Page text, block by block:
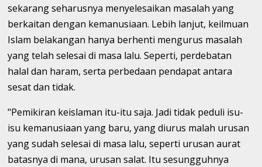
sekarang seharusnya menyelesaikan masalah yang
berkaitan dengan kemanusiaan. Lebih lanjut, keilmuan
Islam belakangan hanya berhenti mengurus masalah
yang telah selesai di masa lalu. Seperti, perdebatan
halal dan haram, serta perbedaan pendapat antara
sesat dan tidak.
"Pemikiran keislaman itu-itu saja. Jadi tidak peduli isu-
isu kemanusiaan yang baru, yang diurus malah urusan
yang sudah selesai di masa lalu, seperti urusan aurat
batasnya di mana, urusan salat. Itu sesungguhnya